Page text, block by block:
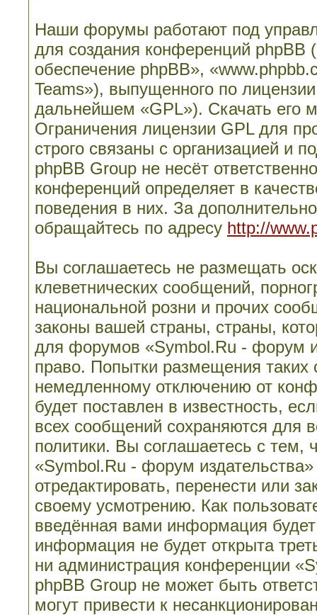
Наши форумы работают под
для создания конференций
обеспечение phpBB»,
Teams»), выпущенного по
дальнейшем «GPL»). Скачать его
Ограничения лицензии GPL для
строго связаны с организацией и
phpBB Group не несёт
конференций определяет в
поведения в них. За
обращайтесь по адресу http://
Вы соглашаетесь не размещать
клеветнических сообщений,
национальной розни и прочих
законы вашей страны, страны,
для форумов «Symbol.Ru - форум
право. Попытки размещения
немедленному отключению от
будет поставлен в известность,
всех сообщений сохраняются для
политики. Вы соглашаетесь с
«Symbol.Ru - форум
отредактировать, перенести или
своему усмотрению. Как
введённая вами информация
информация не будет открыта
ни администрация конференции
phpBB Group не может быть
могут привести к